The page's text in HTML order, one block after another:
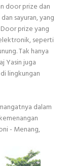
door prize dan
sayuran, yang
prize yang
seperti
Tak hanya
Yasin juga
lingkungan
dalam
- Menang,